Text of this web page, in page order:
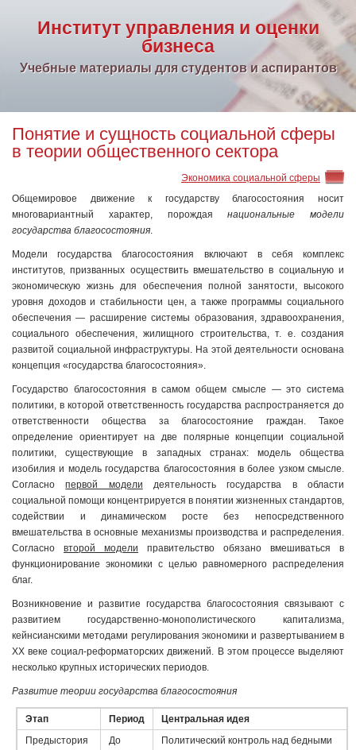
Институт управления и оценки
бизнеса
Учебные материалы для студентов и аспирантов
Понятие и сущность социальной сферы
в теории общественного сектора
Экономика социальной сферы
Общемировое движение к государству благосостояния носит
многовариантный характер, порождаянациональные модели
государства благосостояния.
Модели государства благосостояния включают в себя комплекс
институтов, призванных осуществить вмешательство в социальную и
экономическую жизнь для обеспечения полной занятости, высокого
уровня доходов и стабильности цен, а также программы социального
обеспечения — расширение системы образования, здравоохранения,
социального обеспечения, жилищного строительства, т. е. создания
развитой социальной инфраструктуры. На этой деятельности основана
концепция «государства благосостояния».
Государство благосостояния в самом общем смысле — это система
политики, в которой ответственность государства распространяется до
ответственности общества за благосостояние граждан. Такое
определение ориентирует на две полярные концепции социальной
политики, существующие в западных странах: модель общества
изобилия и модель государства благосостояния в более узком смысле.
Согласнопервой модели деятельность государства в области
социальной помощи концентрируется в понятии жизненных стандартов,
содействии и динамическом росте без непосредственного
вмешательства в основные механизмы производства и распределения.
Согласно второй модели правительство обязано вмешиваться в
функционирование экономики с целью равномерного распределения
благ.
Возникновение и развитие государства благосостояния связывают с
развитием государственно-монополистического капитализма,
кейнсианскими методами регулирования экономики и развертыванием в
XX веке социал-реформаторских движений. В этом процессе выделяют
несколько крупных исторических периодов.
Развитие теории государства благосостояния
Этап Период
Центральная идея
Предыстория
До
Политический контроль над бедными